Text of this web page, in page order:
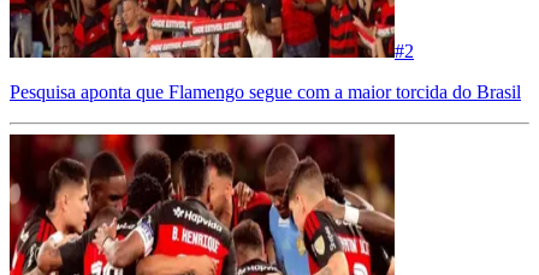
#2
Pesquisa aponta que Flamengo segue com a maior torcida do Brasil